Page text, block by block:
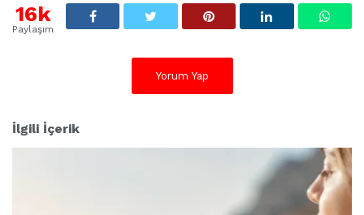
16k
Paylaşım
Yorum Yap
İlgili İçerik